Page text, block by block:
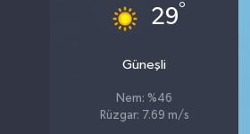
29°
Güneşli
Nem: %46
Rüzgar: 7.69 m/s